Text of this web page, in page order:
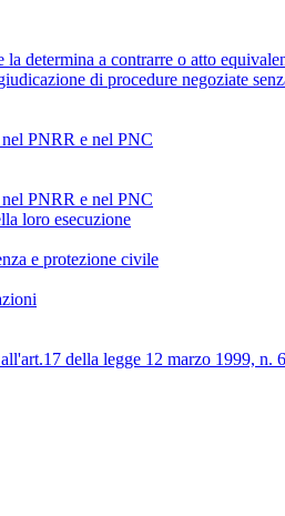
determina a contrarre o atto
di procedure negoziate
PNRR e nel PNC
PNRR e nel PNC
loro esecuzione
e protezione civile
della legge 12 marzo 1999, n.